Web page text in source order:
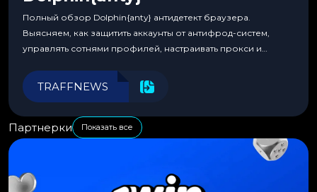
Полный обзор Dolphin{anty} антидетект браузера.
Выясняем, как защитить аккаунты от антифрод-систем,
управлять сотнями профилей, настраивать прокси и
эффективности.
TRAFFNEWS
Партнерки Показать все